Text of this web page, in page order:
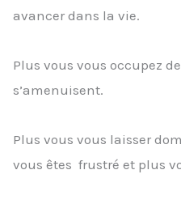
avancer dans la vie.
Plus vous vous occupez
s’amenuisent.
Plus vous vous laisser
vous êtes frustré et plus